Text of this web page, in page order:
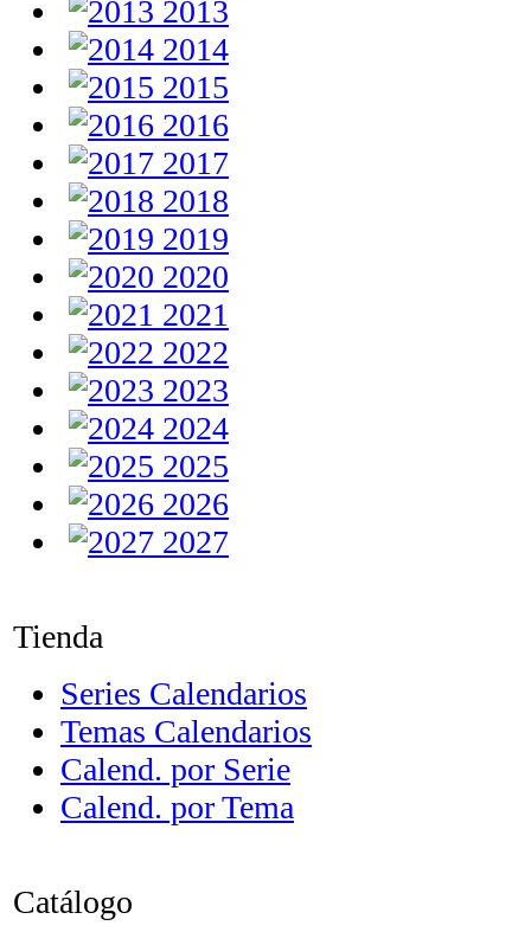
2013
2014
2015
2016
2017
2018
2019
2020
2021
2022
2023
2024
2025
2026
2027
Tienda
Series Calendarios
Temas Calendarios
Calend. por Serie
Calend. por Tema
Catálogo